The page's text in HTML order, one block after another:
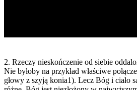
2. Rzeczy nieskończenie od siebie
Nie byłoby na przykład właściwe
głowy z szyją konia1). Lecz Bóg i ciało